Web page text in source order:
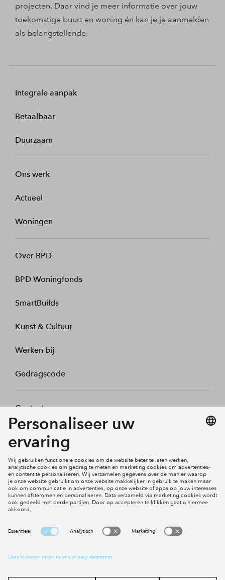
projecten. Daar vind je meer informatie over jouw
toekomstige buurt en woning én kan je je aanmelden
als belangstellende.
Integrale aanpak
Betaalbaar
Duurzaam
Ons werk
Actueel
Woningen
Over BPD
BPD Woningfonds
SmartBuilds
Kunst & Cultuur
Werken bij
Gedragscode
Contact
Mijn profiel
Social Media
Cookies